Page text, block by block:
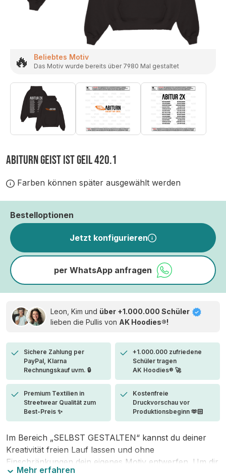
🔥 Beliebtes Motiv
Das Motiv wurde bereits über 7980 Mal gestaltet
ABITURN GEIST IST GEIL 420.1
Farben können später ausgewählt werden
Bestelloptionen
Jetzt konfigurieren
per WhatsApp anfragen
Leon, Kim und über +1.000.000 Schüler
lieben die Pullis von AK Hoodies®!
Sichere Zahlung per
PayPal, Klarna
Rechnungskauf uvm. 🔒
+1.000.000 zufriedene
Schüler tragen
AK Hoodies® 🚀
Premium Textilien in
Streetwear Qualität zum
Best-Preis ✨
Kostenfreie
Druckvorschau vor
Produktionsbeginn 🫶🏻
Im Bereich „SELBST GESTALTEN“ kannst du deiner
Kreativität freien Lauf lassen und ohne
Einschränkungen dein eigenes Motiv entwerfen. Um dir
Mehr erfahren